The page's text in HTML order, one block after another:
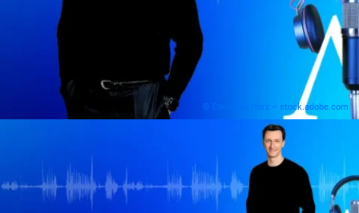
© Christian Horz – stock.adobe.com